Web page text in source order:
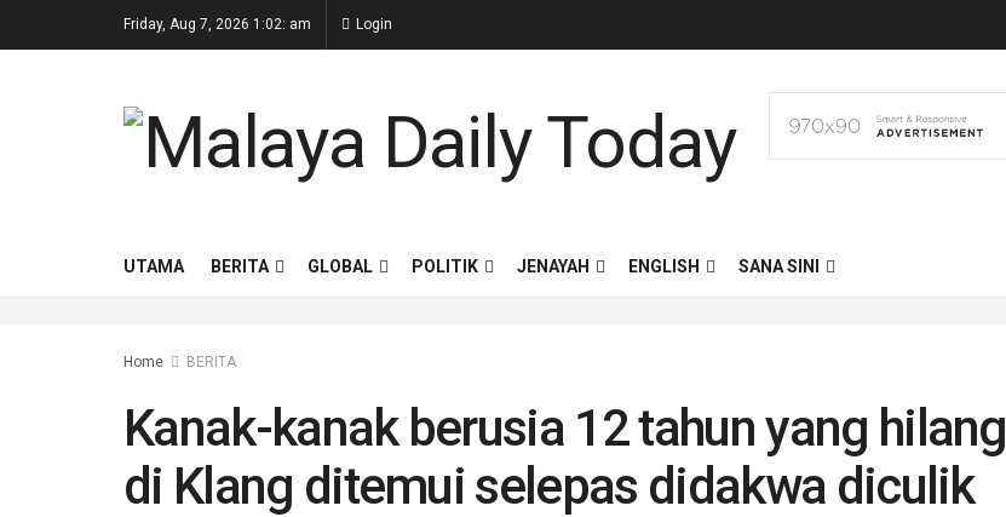
Friday, Aug 7, 2026 1:02: am Login
UTAMA BERITA GLOBAL POLITIK JENAYAH ENGLISH SANA SINI
Home BERITA
Kanak-kanak berusia 12 tahun yang hilang
di Klang ditemui selepas didakwa diculik